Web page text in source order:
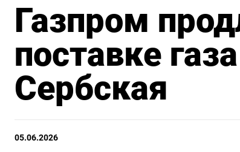
Газпром
поставке
Сербская
05.06.2026